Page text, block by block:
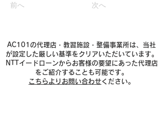
前へ 次へ
AC101の代理店・教習施設・整備事業所は、当社
が設定した厳しい基準をクリアいただいています。
NTTイードローンからお客様の要望にあった代理店
をご紹介することも可能です。
こちらよりお問い合わせください。